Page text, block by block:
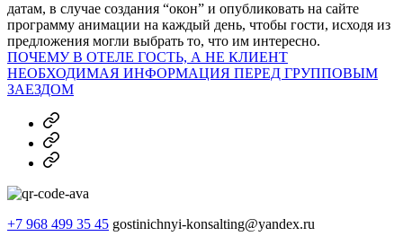
датам, в случае создания “окон” и опубликовать на сайте
программу анимации на каждый день, чтобы гости, исходя из
предложения могли выбрать то, что им интересно.
ПОЧЕМУ В ОТЕЛЕ ГОСТЬ, А НЕ КЛИЕНТ
НЕОБХОДИМАЯ ИНФОРМАЦИЯ ПЕРЕД ГРУППОВЫМ
ЗАЕЗДОМ
MAX
Telegram
Dzen
+7 968 499 35 45 gostinichnyi-konsalting@yandex.ru